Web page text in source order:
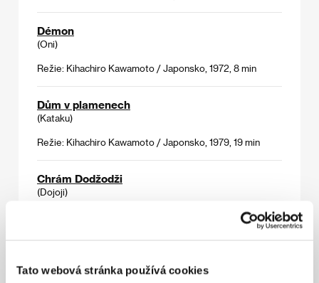
Tato webová stránka používá cookies
Démon
(Oni)
Režie: Kihachiro Kawamoto / Japonsko, 1972, 8 min
Dům v plamenech
(Kataku)
Režie: Kihachiro Kawamoto / Japonsko, 1979, 19 min
Chrám Dodžodži
(Dojoji)
Režie: Kihachiro Kawamoto / Japonsko, 1976, 19 min
(Shisha no Sho)